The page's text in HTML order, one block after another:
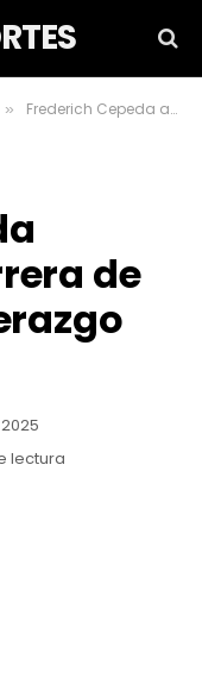
» Frederich Cepeda aumenta su carrera de leyenda con liderazgo en hits
de
lectura